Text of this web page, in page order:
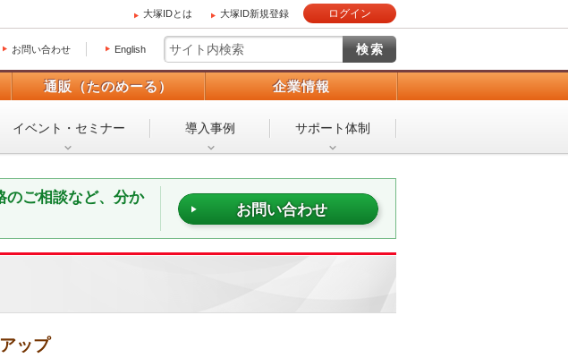
大塚IDとは 大塚ID新規登録 ログイン
お問い合わせ English
通販（たのめーる） 企業情報
イベント・ セミナー 導入事例 サポート体制
のご相談など、分か
お問い合わせ
ップ